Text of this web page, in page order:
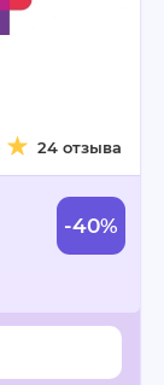
24 отзыва
-40%